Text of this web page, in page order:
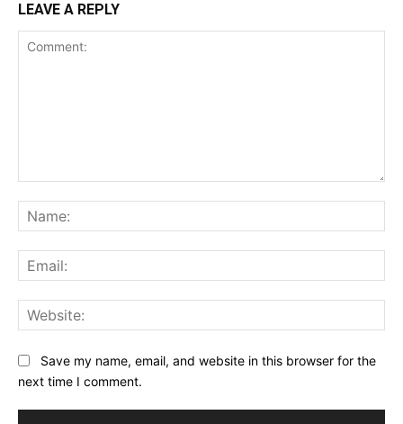
LEAVE A REPLY
Save my name, email, and website in this browser for the
next time I comment.